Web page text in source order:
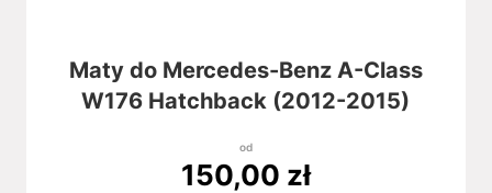
Maty do Mercedes-Benz A-Class
W176 Hatchback (2012-2015)
od
150,00 zł